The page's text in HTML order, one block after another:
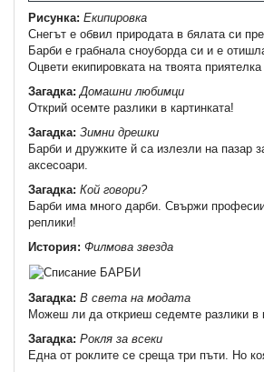
Рисунка: Екипировка
Снегът е обвил природата в бялата си
Барби е грабнала сноуборда си и е
Оцвети екипировката на твоята
Загадка:Домашни любимци
Открий осемте разлики в картинката!
Загадка: Зимни дрешки
Барби и дружките й са излезли на пазар
аксесоари.
Загадка: Кой говори?
Барби има много дарби. Свържи
реплики!
История: Филмова звезда
Загадка: В света на модата
Можеш ли да откриеш седемте разлики в
Загадка: Рокля за всеки
Една от роклите се среща три пъти. Но